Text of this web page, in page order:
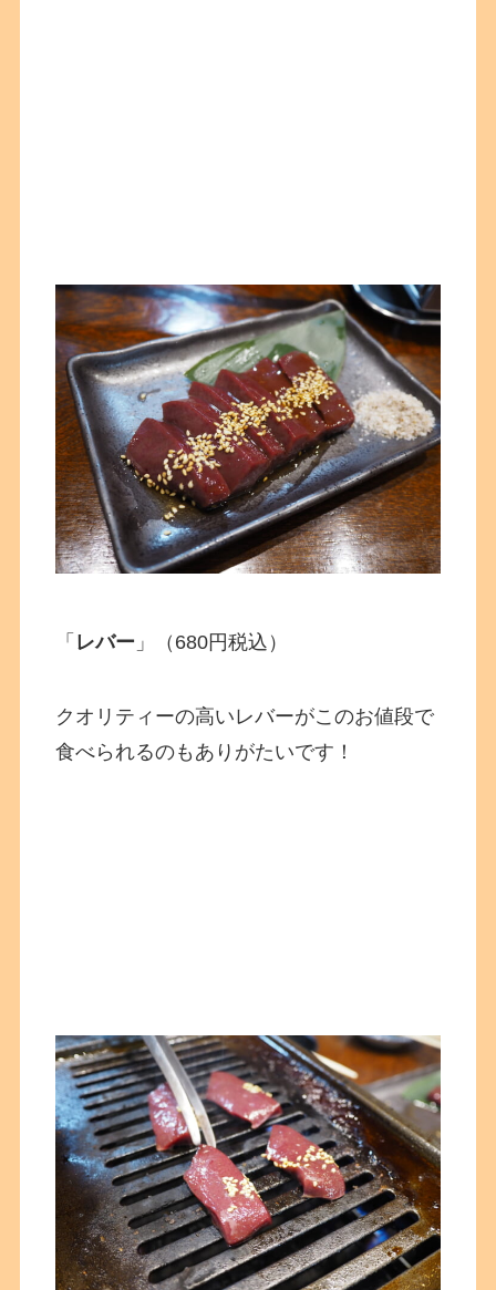
「 レバー 」（680円税込）
クオリティーの高いレバーがこのお値段で
食べられるのもありがたいです！